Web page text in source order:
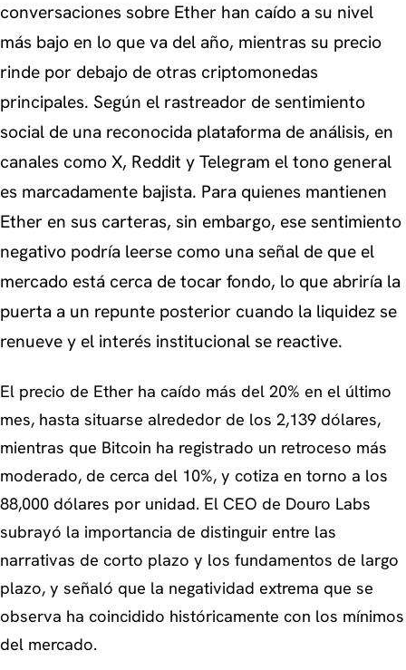
conversaciones sobre Ether han caído a su nivel
más bajo en lo que va del año, mientras su precio
rinde por debajo de otras criptomonedas
principales. Según el rastreador de sentimiento
social de una reconocida plataforma de análisis, en
canales como X, Reddit y Telegram el tono general
es marcadamente bajista. Para quienes mantienen
Ether en sus carteras, sin embargo, ese sentimiento
negativo podría leerse como una señal de que el
mercado está cerca de tocar fondo, lo que abriría la
puerta a un repunte posterior cuando la liquidez se
renueve y el interés institucional se reactive.
El precio de Ether ha caído más del 20% en el último
mes, hasta situarse alrededor de los 2,139 dólares,
mientras que Bitcoin ha registrado un retroceso más
moderado, de cerca del 10%, y cotiza en torno a los
88,000 dólares por unidad. El CEO de Douro Labs
subrayó la importancia de distinguir entre las
narrativas de corto plazo y los fundamentos de largo
plazo, y señaló que la negatividad extrema que se
observa ha coincidido históricamente con los mínimos
del mercado.